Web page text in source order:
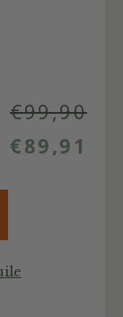
€99,90
€89,91